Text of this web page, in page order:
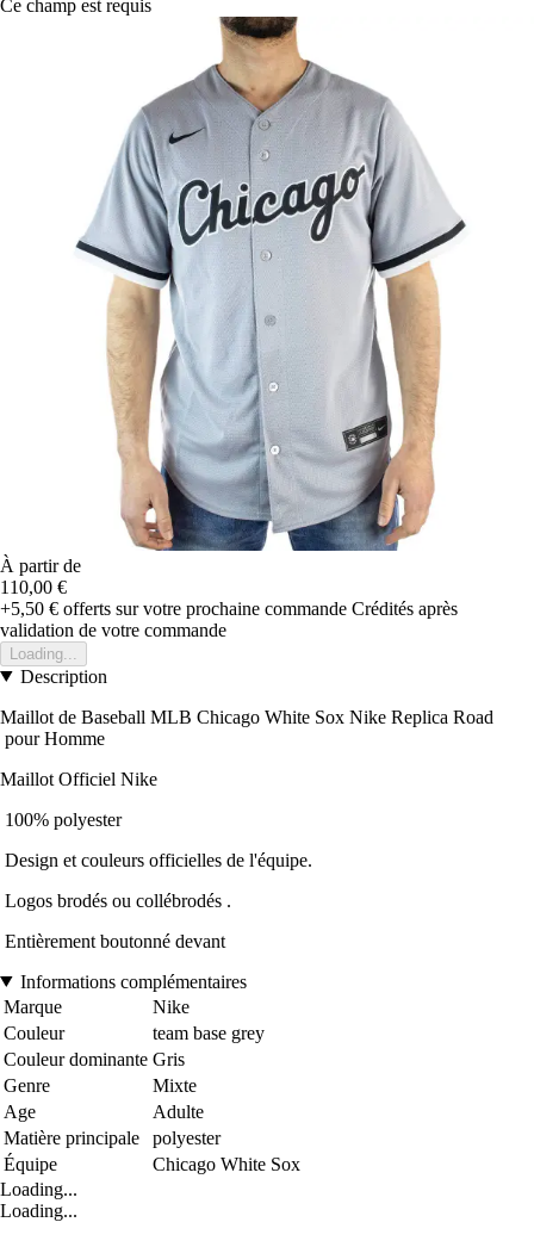
Ce champ est requis
À partir de
110,00 €
+5,50 € offerts sur votre prochaine commande Crédités après
validation de votre commande
Loading...
Description
Maillot de Baseball MLB Chicago White Sox Nike Replica Road
pour Homme
Maillot Officiel Nike
100% polyester
Design et couleurs officielles de l'équipe.
Logos brodés ou collébrodés .
Entièrement boutonné devant
Informations complémentaires
Marque
Nike
Couleur
team base grey
Couleur dominante Gris
Genre
Mixte
Age
Adulte
Matière principale
polyester
Équipe
Chicago White Sox
Loading...
Loading...